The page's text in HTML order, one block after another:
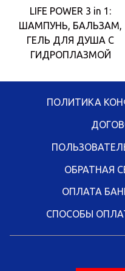
LIFE POWER 3 in 1:
ШАМПУНЬ, БАЛЬЗАМ,
ГЕЛЬ ДЛЯ ДУША С
ГИДРОПЛАЗМОЙ
ПОЛИТИКА
ОБРАТНАЯ
ОПЛАТА
СПОСОБЫ